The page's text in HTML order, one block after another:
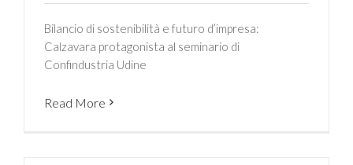
Bilancio di sostenibilità e futuro d’impresa:
Calzavara protagonista al seminario di
Confindustria Udine
Read More